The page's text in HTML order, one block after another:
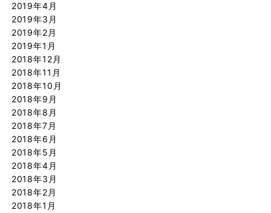
2019年4月
2019年3月
2019年2月
2019年1月
2018年12月
2018年11月
2018年10月
2018年9月
2018年8月
2018年7月
2018年6月
2018年5月
2018年4月
2018年3月
2018年2月
2018年1月